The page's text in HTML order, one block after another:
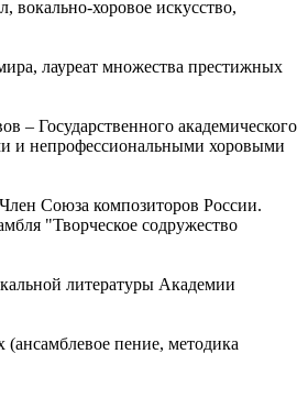
вокально-хоровое искусство,
лауреат множества престижных
– Государственного академического
и непрофессиональными хоровыми
Союза композиторов России.
"Творческое содружество
литературы Академии
пение, методика